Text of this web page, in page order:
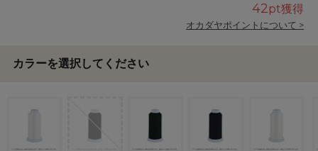
42pt獲得
オカダヤポイントについて >
カラーを選択してください